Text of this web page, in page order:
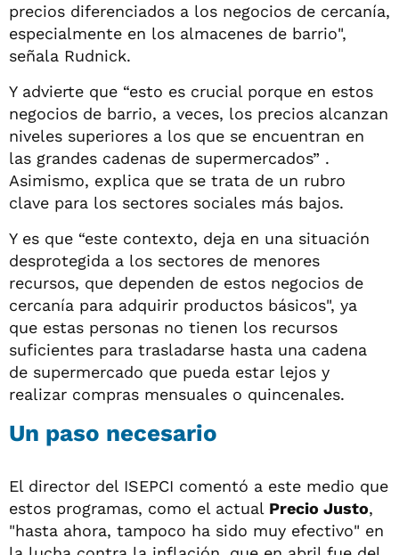
precios diferenciados a los negocios de cercanía,
especialmente en los almacenes de barrio",
señala Rudnick.
Y advierte que “esto es crucial porque en estos
negocios de barrio, a veces, los precios alcanzan
niveles superiores a los que se encuentran en
las grandes cadenas de supermercados” .
Asimismo, explica que se trata de un rubro
clave para los sectores sociales más bajos.
Y es que “este contexto, deja en una situación
desprotegida a los sectores de menores
recursos, que dependen de estos negocios de
cercanía para adquirir productos básicos", ya
que estas personas no tienen los recursos
suficientes para trasladarse hasta una cadena
de supermercado que pueda estar lejos y
realizar compras mensuales o quincenales.
Un paso necesario
El director del ISEPCI comentó a este medio que
estos programas, como el actual Precio Justo,
"hasta ahora, tampoco ha sido muy efectivo" en